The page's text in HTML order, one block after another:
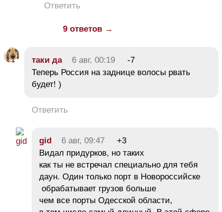
Ответить
9 ответов →
таки да 6 авг, 00:19
-7
Теперь Россия на заднице волосы рвать
будет! )
Ответить
gid 6 авг, 09:47
+3
Видал придурков, но таких
как ты не встречал специально для тебя
даун. Один только порт в Новороссийске
обрабатывает грузов больше
чем все порты Одесской области,